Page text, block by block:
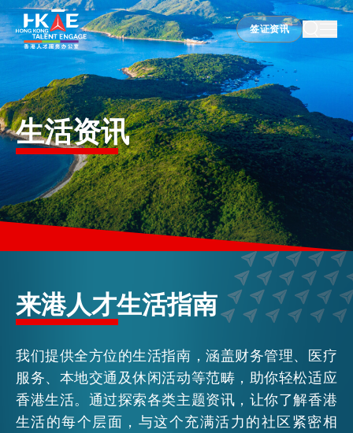
签证资讯
签证资讯
香港优势
居港须知
人才支援
活动情报
生活资讯
来港人才生活指南
我们提供全方位的生活指南，涵盖财务管理、医疗
服务、本地交通及休闲活动等范畴，助你轻松适应
香港生活。通过探索各类主题资讯，让你了解香港
生活的每个层面，与这个充满活力的社区紧密相